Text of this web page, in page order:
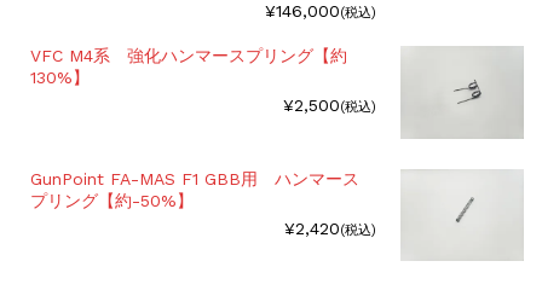
¥146,000(税込)
VFC M4系 強化ハンマースプリング【約
130%】
¥2,500(税込)
GunPoint FA-MAS F1 GBB用 ハンマース
プリング【約-50%】
¥2,420(税込)